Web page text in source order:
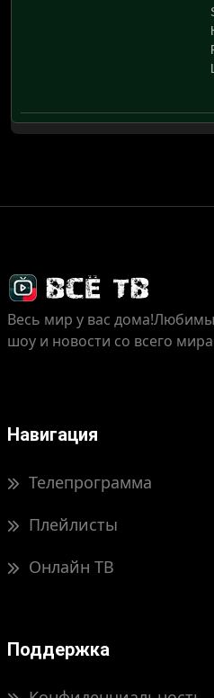
Весь мир у вас дома!
шоу и новости со всего
Навигация
Телепрограмма
Плейлисты
Онлайн ТВ
Поддержка